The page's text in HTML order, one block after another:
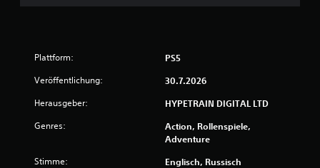
Plattform: PS5
Veröffentlichung: 30.7.2026
Herausgeber: HYPETRAIN DIGITAL LTD
Genres:
Action, Rollenspiele,
Adventure
Stimme: Englisch, Russisch